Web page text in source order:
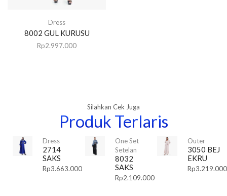
Dress
8002 GUL KURUSU
Rp2.997.000
Silahkan Cek Juga
Produk Terlaris
Dress
2714
SAKS
Rp3.663.000
One Set
Setelan
8032
SAKS
Rp2.109.000
Outer
3050 BEJ
EKRU
Rp3.219.000